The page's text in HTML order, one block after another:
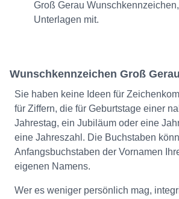
Groß Gerau
Unterlagen mit.
Wunschkennzeichen Groß
Sie haben keine Ideen für
für Ziffern, die für Geburtstage einer
Jahrestag, ein Jubiläum oder eine
eine Jahreszahl. Die Buchstaben
Anfangsbuchstaben der Vornamen
eigenen Namens.
Wer es weniger persönlich mag,